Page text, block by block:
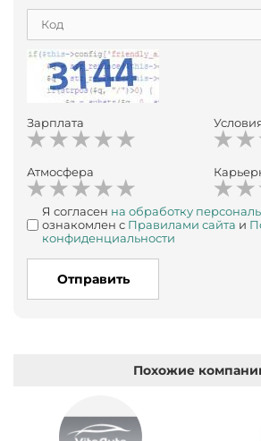
Зарплата
Атмосфера
Я согласен на обработку
ознакомлен с Правилами сайта и
конфиденциальности
Отправить
Похожие